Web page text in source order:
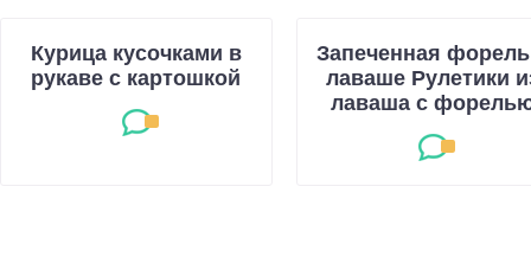
Курица кусочками в
рукаве с картошкой
Запеченная
лаваше Рулетики
лаваша с